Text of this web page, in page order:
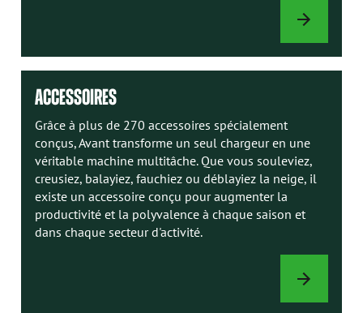
MANUELS
ACCESSOIRES
Grâce à plus de 270 accessoires spécialement
conçus, Avant transforme un seul chargeur en une
véritable machine multitâche. Que vous souleviez,
creusiez, balayiez, fauchiez ou déblayiez la neige, il
existe un accessoire conçu pour augmenter la
productivité et la polyvalence à chaque saison et
dans chaque secteur d'activité.
ACCESSOIRES